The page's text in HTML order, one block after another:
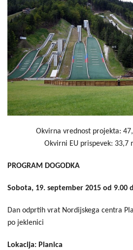
Okvirna vrednost projekta:
Okvirni EU prispevek: 33,7
PROGRAM DOGODKA
Sobota, 19. september 2015 od 9.00
Dan odprtih vrat Nordijskega centra
po jeklenici
Lokacija: Planica